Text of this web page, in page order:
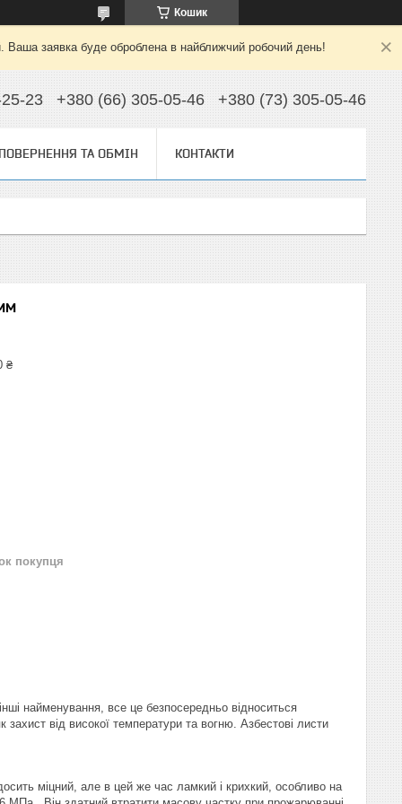
Кошик
Ваша заявка буде оброблена в найближчий робочий день!
23 +380 (66) 305-05-46 +380 (73) 305-05-46
ПОВЕРНЕННЯ ТА ОБМІН КОНТАКТИ
₴
покупця
найменування, все це безпосередньо відноситься
від високої температури та вогню. Азбестові листи
міцний, але в цей же час ламкий і крихкий, особливо на